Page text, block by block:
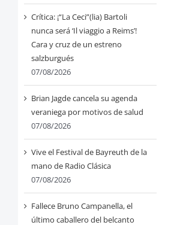
Crítica: ¡“La Ceci”(lia) Bartoli
nunca será ‘Il viaggio a Reims’!
Cara y cruz de un estreno
salzburgués
07/08/2026
Brian Jagde cancela su agenda
veraniega por motivos de salud
07/08/2026
Vive el Festival de Bayreuth de la
mano de Radio Clásica
07/08/2026
Fallece Bruno Campanella, el
último caballero del belcanto